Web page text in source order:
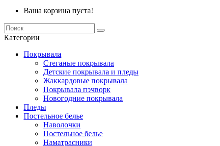
Ваша корзина пуста!
Категории
Покрывала
Стеганые покрывала
Детские покрывала и пледы
Жаккардовые покрывала
Покрывала пэчворк
Новогодние покрывала
Пледы
Постельное белье
Наволочки
Постельное белье
Наматрасники